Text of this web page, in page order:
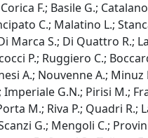
F.; Basile G.;
C.; Malatino L.;
Marca S.; Di Quattro R.;
P.; Ruggiero C.;
A.; Nouvenne A.; Minuz
G.N.; Pirisi M.;
M.; Riva P.; Quadri R.;
G.; Mengoli C.;